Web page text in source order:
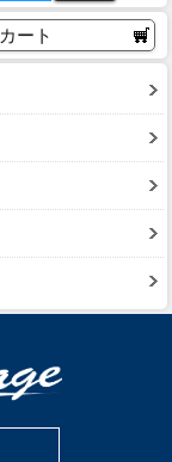
カート